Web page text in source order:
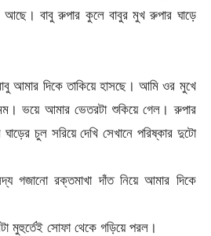
আছে। বাবু রুপার কুলে বাবুর মুখ রুপার ঘাড়ে
আমার দিকে তাকিয়ে হাসছে। আমি ওর মুখে
ভয়ে আমার ভেতরটা শুকিয়ে গেল। রুপার
চুল সরিয়ে দেখি সেখানে পরিষ্কার দুটো
গজানো রক্তমাখা দাঁত নিয়ে আমার দিকে
মুহুর্তেই সোফা থেকে গড়িয়ে পরল।